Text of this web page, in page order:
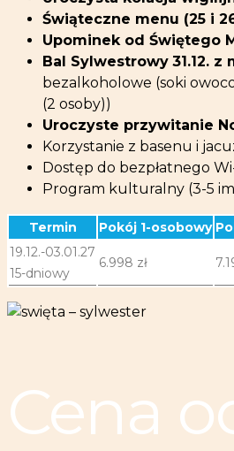
Świąteczne menu (25 i
Upominek od Świętego
Bal Sylwestrowy 31.12. z
bezalkoholowe (soki
(2 osoby))
Uroczyste przywitanie
Korzystanie z basenu i
Dostęp do bezpłatnego
Program kulturalny (3-5
Termin Pokój 1-osobowy
19.12.-03.01.27
15-dniowy
6.998 zł
Cena